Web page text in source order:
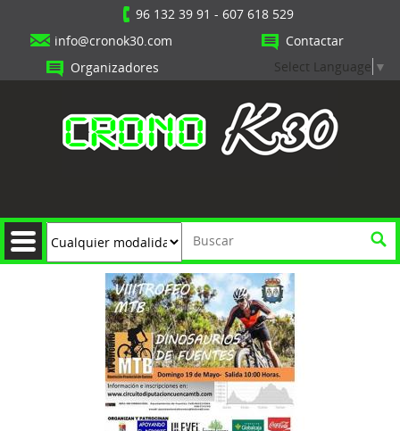
96 132 39 91 - 607 618 529
info@cronok30.com
Contactar
Organizadores
Select Language ▼